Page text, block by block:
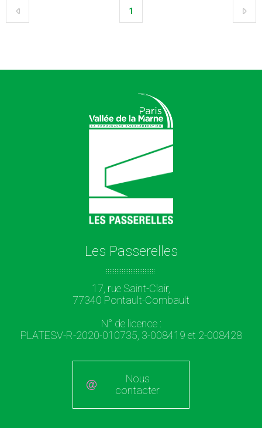
1
Les Passerelles
17, rue Saint-Clair,
77340 Pontault-Combault
N° de licence :
PLATESV-R-2020-010735, 3-008419 et 2-008428
Nous
contacter